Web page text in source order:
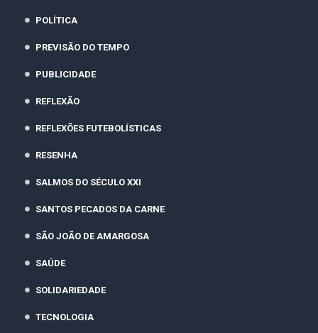
POLÍTICA
PREVISÃO DO TEMPO
PUBLICIDADE
REFLEXÃO
REFLEXÕES FUTEBOLÍSTICAS
RESENHA
SALMOS DO SÉCULO XXI
SANTOS PECADOS DA CARNE
SÃO JOÃO DE AMARGOSA
SAÚDE
SOLIDARIEDADE
TECNOLOGIA